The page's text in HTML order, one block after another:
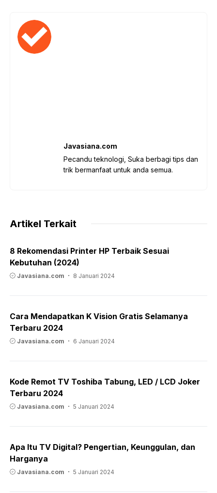
Javasiana.com
Pecandu teknologi, Suka berbagi tips dan
trik bermanfaat untuk anda semua.
Artikel Terkait
8 Rekomendasi Printer HP Terbaik Sesuai
Kebutuhan (2024)
Javasiana.com 8 Januari 2024
Cara Mendapatkan K Vision Gratis Selamanya
Terbaru 2024
Javasiana.com 6 Januari 2024
Kode Remot TV Toshiba Tabung, LED / LCD Joker
Terbaru 2024
Javasiana.com 5 Januari 2024
Apa Itu TV Digital? Pengertian, Keunggulan, dan
Harganya
Javasiana.com 5 Januari 2024